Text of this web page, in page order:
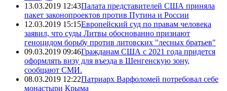
13.03.2019 12:43Палата представителей США приняла
пакет законопроектов против Путина и России
12.03.2019 15:15Европейский суд по правам человека
заявил, что суды Литвы обоснованно признают
геноцидом борьбу против литовских "лесных братьев"
09.03.2019 09:46Гражданам США с 2021 года придется
оформлять визу для въезда в Шенгенскую зону,
сообщают СМИ.
08.03.2019 12:22Патриарх Варфоломей потребовал себе
монастыри Крыма